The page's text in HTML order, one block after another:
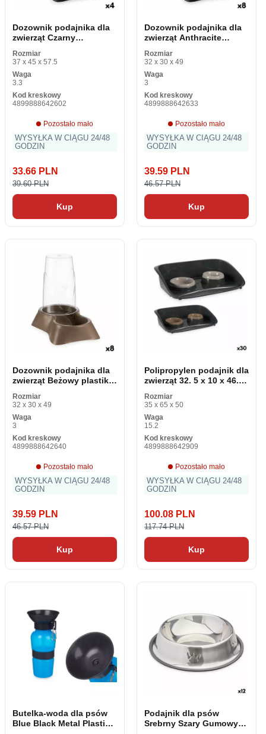
Dozownik podajnika dla
zwierząt Czarny
32. 5 x 32. 5 cm (4 sztuki)
Rozmiar
37 x 45 x 57.5
Waga
3.3
Kod kreskowy
4899888642602
Pozostało mało
WYSYŁKA W CIĄGU 24/48
GODZIN
33.66 PLN
39.60 PLN
Kup
Dozownik podajnika dla
zwierząt Anthracite
cm (8 sztuk)
Rozmiar
32 x 30 x 49
Waga
3
Kod kreskowy
4899888642633
Pozostało mało
WYSYŁKA W CIĄGU 24/48
GODZIN
39.59 PLN
46.57 PLN
Kup
Dozownik podajnika dla
zwierząt Beżowy plastik
(8 sztuk)
Rozmiar
32 x 30 x 49
Waga
3
Kod kreskowy
4899888642640
Pozostało mało
WYSYŁKA W CIĄGU 24/48
GODZIN
39.59 PLN
46.57 PLN
Kup
Polipropylen podajnik dla
zwierząt 32. 5 x 10 x 46. 5
Rozmiar
35 x 65 x 50
Waga
15.2
Kod kreskowy
4899888642909
Pozostało mało
WYSYŁKA W CIĄGU 24/48
GODZIN
100.08 PLN
117.74 PLN
Kup
Butelka-woda dla psów
Blue Black Metal Plastic
Podajnik dla psów
Srebrny Szary Gumowy